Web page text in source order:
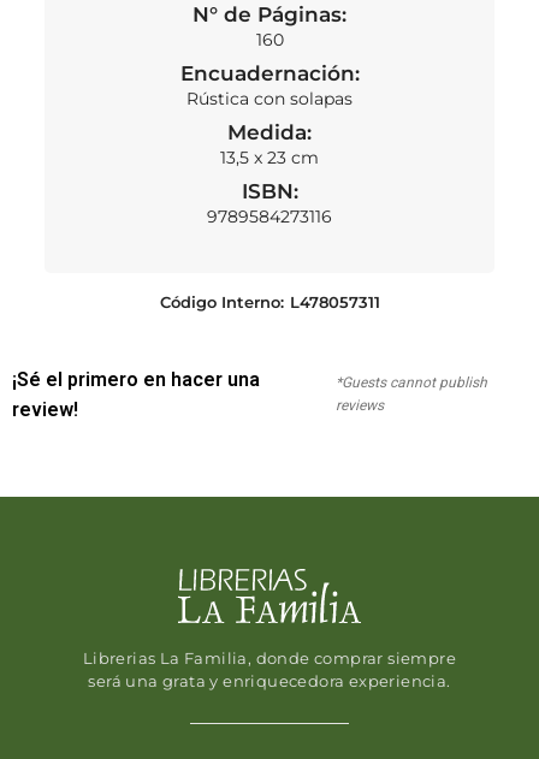
N° de Páginas:
160
Encuadernación:
Rústica con solapas
Medida:
13,5 x 23 cm
ISBN:
9789584273116
Código Interno: L478057311
¡Sé el primero en hacer una
review!
*Guests cannot publish
reviews
Librerias La Familia, donde comprar siempre
será una grata y enriquecedora experiencia.